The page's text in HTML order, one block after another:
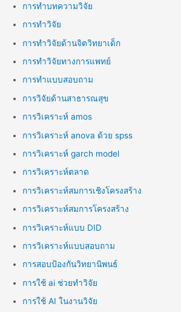
การทำบทความวิจัย
การทำวิจัย
การทำวิจัยด้านจิตวิทยาเด็ก
การทำวิจัยทางการแพทย์
การทำแบบสอบถาม
การวิจัยด้านสาธารณสุข
การวิเคราะห์ amos
การวิเคราะห์ anova ด้วย spss
การวิเคราะห์ garch model
การวิเคราะห์ตลาด
การวิเคราะห์สมการเชิงโครงสร้าง
การวิเคราะห์สมการโครงสร้าง
การวิเคราะห์แบบ DID
การวิเคราะห์แบบสอบถาม
การสอบป้องกันวิทยานิพนธ์
การใช้ ai ช่วยทำวิจัย
การใช้ AI ในงานวิจัย